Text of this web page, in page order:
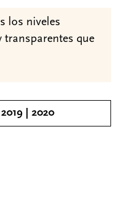
los niveles
transparentes que
| 2020